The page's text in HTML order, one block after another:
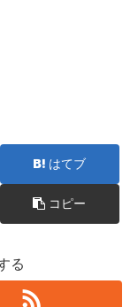
はてブ
コピー
る